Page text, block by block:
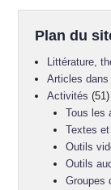
Plan du
Littérature,
Articles dans
Activités (51)
Tous les
Textes
Outils
Outils
Groupes